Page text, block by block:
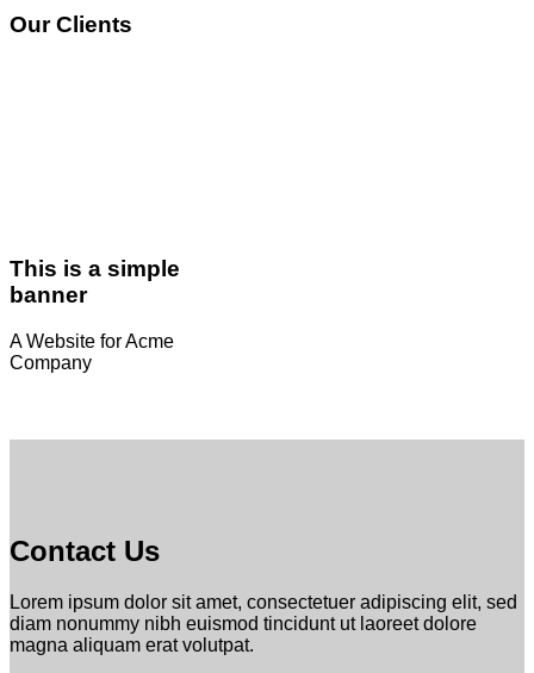
This is a simple
banner
A Website for Acme
Company
Our Clients
Contact Us
Lorem ipsum dolor sit amet, consectetuer adipiscing elit, sed
diam nonummy nibh euismod tincidunt ut laoreet dolore
magna aliquam erat volutpat.